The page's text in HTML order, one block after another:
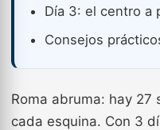
Día 3: el centro a
Consejos
Roma abruma: hay 27
cada esquina. Con 3